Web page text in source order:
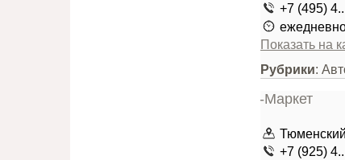
+7 (495)
Показать на
Рубрики:
+7 (925)